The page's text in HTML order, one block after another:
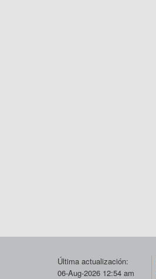
Última actualización:
06-Aug-2026 12:54 am